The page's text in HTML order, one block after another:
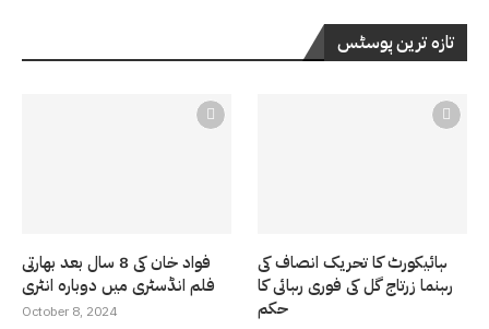
تازہ ترین پوسٹس
فواد خان کی 8 سال بعد بھارتی
فلم انڈسٹری میں دوبارہ انٹری
October 8, 2024
ہائیکورٹ کا تحریک انصاف کی
رہنما زرتاج گل کی فوری رہائی کا
حکم